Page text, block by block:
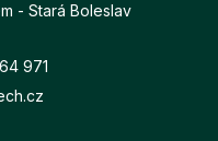
- Stará Boleslav
971